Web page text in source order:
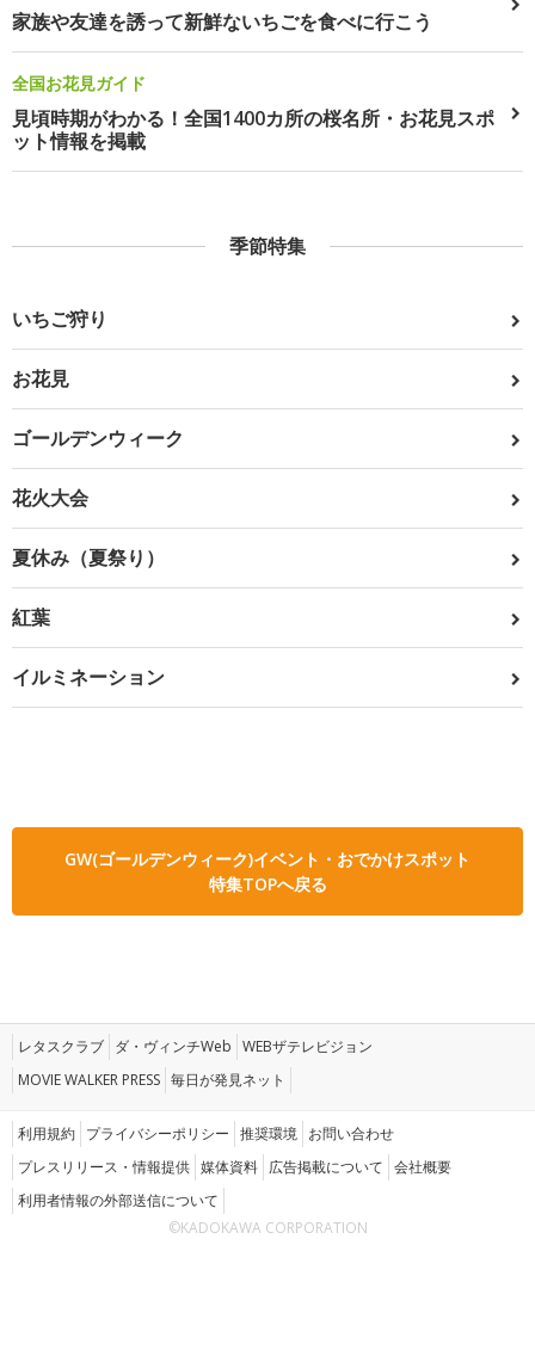
家族や友達を誘って新鮮ないちごを食べに行こう
全国お花見ガイド
見頃時期がわかる！全国1400カ所の桜名所・お花見スポ
ット情報を掲載
季節特集
いちご狩り
お花見
ゴールデンウィーク
花火大会
夏休み（夏祭り）
紅葉
イルミネーション
GW(ゴールデンウィーク)イベント・おでかけスポット
特集TOPへ戻る
レタスクラブ ダ・ヴィンチWeb WEBザテレビジョン
MOVIE WALKER PRESS 毎日が発見ネット
利用規約 プライバシーポリシー 推奨環境 お問い合わせ
プレスリリース・情報提供 媒体資料 広告掲載について 会社概要
利用者情報の外部送信について
©KADOKAWA CORPORATION